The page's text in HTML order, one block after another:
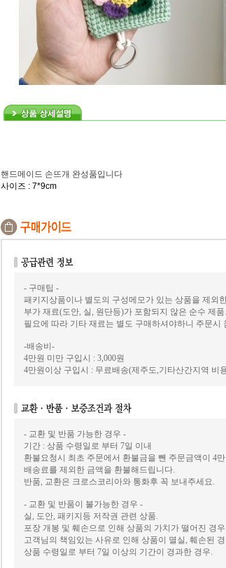
핸드메이드 손뜨개 완성품입니다
사이즈 : 7*9cm
- 구매팁 -
패키지상품이나 별도의 구성메모가 있는 상품을 제외
부가 재료(도안, 실, 원단등)가 포함되지 않은 순수 제
필요에 따라 기타 재료는 별도 구매하셔야하니 주문시
-배송비-
4만원 미만 구입시 : 3,000원
4만원이상 구입시 : 무료배송(제주도,기타산간지역 비
- 교환 및 반품 가능한 경우 -
기간 : 상품 수령일로 부터 7일 이내
환불요청시 최초 주문에서 환불금을 뺀 주문금액이 4
배송료를 제외한 금액을 환불해드립니다.
반품, 교환은 크로스코리아와 통화후 꼭 보내주세요.
- 교환 및 반품이 불가능한 경우 -
실, 도안, 패키지등 저작권 관련 상품.
포장 개봉 및 훼손으로 인해 상품의 가치가 떨어진 경우.
고객님의 책임있는 사유로 인해 상품이 멸실, 훼손된
상품 수령일로 부터 7일 이상의 기간이 경과한 경우.